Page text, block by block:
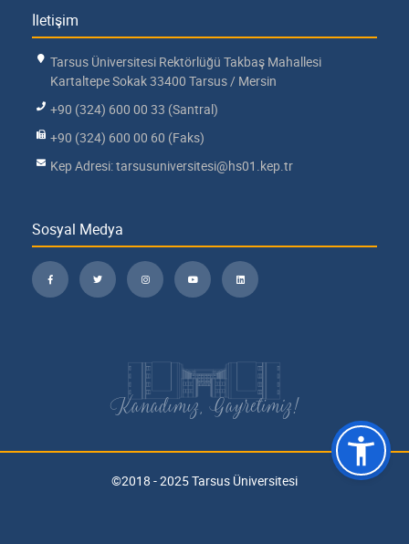
İletişim
Tarsus Üniversitesi Rektörlüğü Takbaş Mahallesi
Kartaltepe Sokak 33400 Tarsus / Mersin
+90 (324) 600 00 33 (Santral)
+90 (324) 600 00 60 (Faks)
Kep Adresi: tarsusuniversitesi@hs01.kep.tr
Sosyal Medya
Kanadımız, Gayretimiz!
©2018 - 2025 Tarsus Üniversitesi